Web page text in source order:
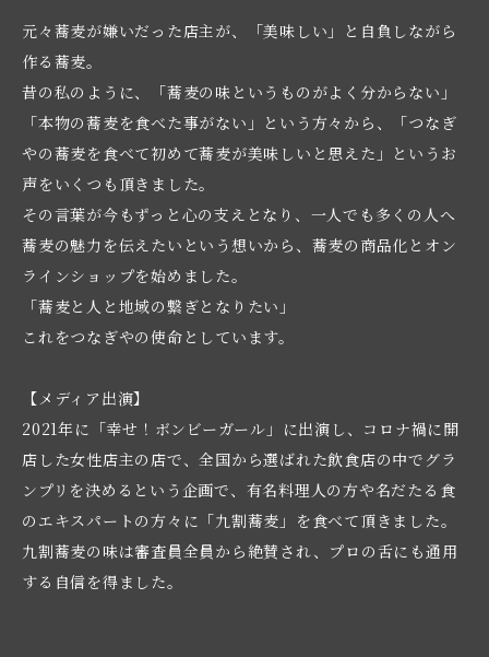
元々蕎麦が嫌いだった店主が、「美味しい」と自負しながら
作る蕎麦。
昔の私のように、「蕎麦の味というものがよく分からない」
「本物の蕎麦を食べた事がない」という方々から、「つなぎ
やの蕎麦を食べて初めて蕎麦が美味しいと思えた」というお
声をいくつも頂きました。
その言葉が今もずっと心の支えとなり、一人でも多くの人へ
蕎麦の魅力を伝えたいという想いから、蕎麦の商品化とオン
ラインショップを始めました。
「蕎麦と人と地域の繋ぎとなりたい」
これをつなぎやの使命としています。
【メディア出演】
2021年に「幸せ！ボンビーガール」に出演し、コロナ禍に開
店した女性店主の店で、全国から選ばれた飲食店の中でグラ
ンプリを決めるという企画で、有名料理人の方や名だたる食
のエキスパートの方々に「九割蕎麦」を食べて頂きました。
九割蕎麦の味は審査員全員から絶賛され、プロの舌にも通用
する自信を得ました。